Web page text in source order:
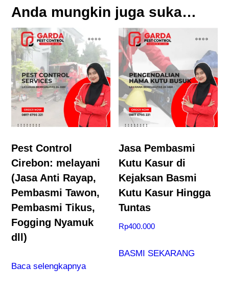
Anda mungkin juga suka…
Pest Control
Cirebon: melayani
(Jasa Anti Rayap,
Pembasmi Tawon,
Pembasmi Tikus,
Fogging Nyamuk
dll)
Baca selengkapnya
Jasa Pembasmi
Kutu Kasur di
Kejaksan Basmi
Kutu Kasur Hingga
Tuntas
Rp400.000
BASMI SEKARANG